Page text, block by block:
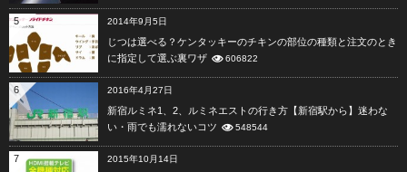
5 2014年9月5日
じつは選べる？ケンタッキーのチキンの部位の種類と注文のとき
に指定して選ぶ裏ワザ
606822
6 2016年4月27日
新宿ルミネ1、2、ルミネエストの行き方【新宿駅から】迷わな
い・雨でも濡れないコツ
548544
7 2015年10月14日